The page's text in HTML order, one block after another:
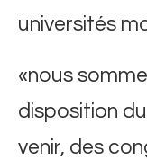
universités
«nous
disposition
venir, des